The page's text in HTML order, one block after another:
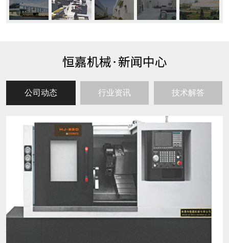
公司动态 行业资讯 技术解答